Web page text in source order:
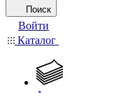
Поиск
Войти
Каталог